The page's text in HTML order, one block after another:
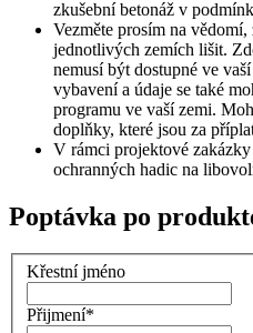
zkušební betonáž v
Vezměte prosím na
jednotlivých zemích lišit.
nemusí být dostupné ve
vybavení a údaje se také
programu ve vaší zemi.
doplňky, které jsou za
V rámci projektové
ochranných hadic na
Poptávka po
Křestní jméno
Přijmení*